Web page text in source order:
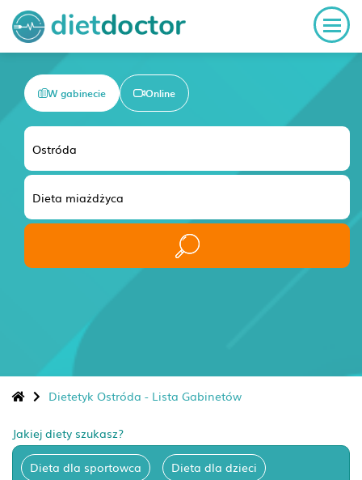
W gabinecie Online
Dietetyk Ostróda - Lista Gabinetów
Jakiej diety szukasz?
Dieta dla sportowca Dieta dla dzieci